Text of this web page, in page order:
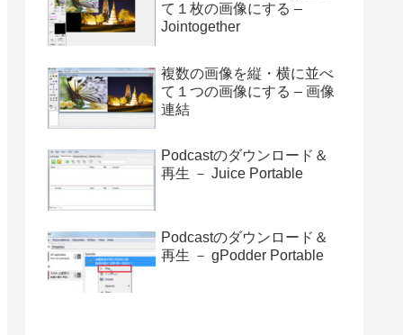
て１枚の画像にする –
Jointogether
複数の画像を縦・横に並べ
て１つの画像にする – 画像
連結
Podcastのダウンロード＆
再生 － Juice Portable
Podcastのダウンロード＆
再生 － gPodder Portable